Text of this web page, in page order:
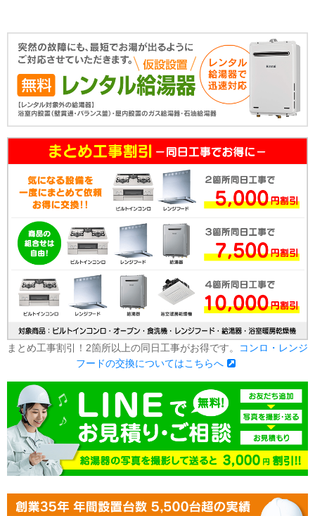
まとめ工事割引！2箇所以上の同日工事がお得です。
コンロ・レンジ
フードの交換についてはこちらへ